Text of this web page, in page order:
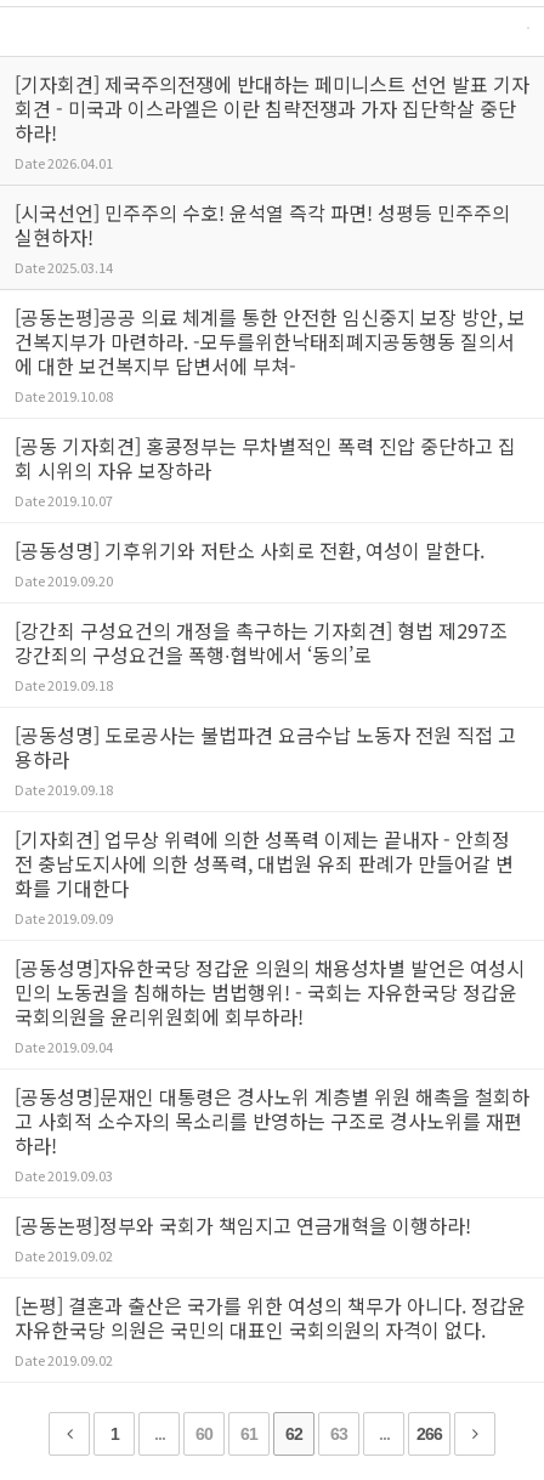
[기자회견] 제국주의전쟁에 반대하는 페미니스트 선언 발표 기자
회견 - 미국과 이스라엘은 이란 침략전쟁과 가자 집단학살 중단
하라!
Date2026.04.01
[시국선언] 민주주의 수호! 윤석열 즉각 파면! 성평등 민주주의
실현하자!
Date2025.03.14
[공동논평]공공 의료 체계를 통한 안전한 임신중지 보장 방안, 보
건복지부가 마련하라. -모두를위한낙태죄폐지공동행동 질의서
에 대한 보건복지부 답변서에 부쳐-
Date2019.10.08
[공동 기자회견] 홍콩정부는 무차별적인 폭력 진압 중단하고 집
회 시위의 자유 보장하라
Date2019.10.07
[공동성명] 기후위기와 저탄소 사회로 전환, 여성이 말한다.
Date2019.09.20
[강간죄 구성요건의 개정을 촉구하는 기자회견] 형법 제297조
강간죄의 구성요건을 폭행∙협박에서 ‘동의’로
Date2019.09.18
[공동성명] 도로공사는 불법파견 요금수납 노동자 전원 직접 고
용하라
Date2019.09.18
[기자회견] 업무상 위력에 의한 성폭력 이제는 끝내자 - 안희정
전 충남도지사에 의한 성폭력, 대법원 유죄 판례가 만들어갈 변
화를 기대한다
Date2019.09.09
[공동성명]자유한국당 정갑윤 의원의 채용성차별 발언은 여성시
민의 노동권을 침해하는 범법행위! - 국회는 자유한국당 정갑윤
국회의원을 윤리위원회에 회부하라!
Date2019.09.04
[공동성명]문재인 대통령은 경사노위 계층별 위원 해촉을 철회하
고 사회적 소수자의 목소리를 반영하는 구조로 경사노위를 재편
하라!
Date2019.09.03
[공동논평]정부와 국회가 책임지고 연금개혁을 이행하라!
Date2019.09.02
[논평] 결혼과 출산은 국가를 위한 여성의 책무가 아니다. 정갑윤
자유한국당 의원은 국민의 대표인 국회의원의 자격이 없다.
Date2019.09.02
1 ... 60 61 62 63 ... 266